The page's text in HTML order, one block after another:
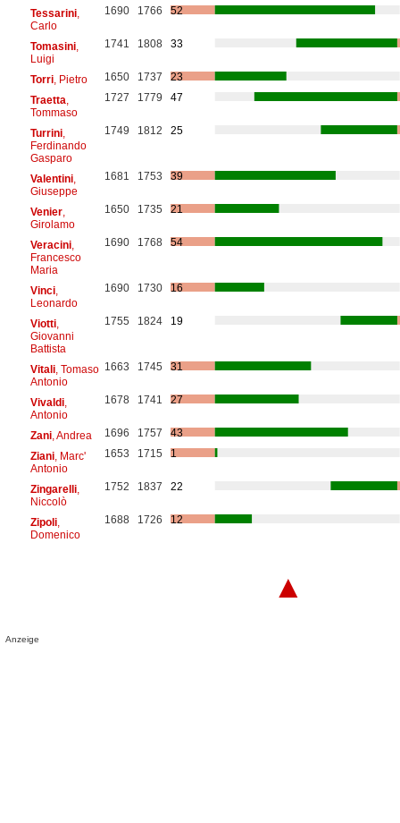
Tessarini,
Carlo
1690 1766 52
Tomasini,
Luigi
1741 1808 33
Torri, Pietro 1650 1737
23
Traetta
Tommaso
1727 1779 47
Turrini,
Ferdinando
Gasparo
1749 1812 25
Valentini,
Giuseppe
1681 1753 39
Venier,
Girolamo
1650 1735 21
Veracini,
Francesco
Maria
1690 1768 54
Vinci,
Leonardo
1690 1730 16
Viotti,
Giovanni
Battista
1755 1824 19
Vitali, Tomaso
Antonio
1663 1745 31
Vivaldi,
Antonio
1678 1741 27
Zani, Andrea 1696 1757
43
Ziani, Marc'
Antonio
1653 1715 1
Zingarelli,
Niccolò
1752 1837 22
Zipoli,
Domenico
1688 1726 12
▲
Anzeige